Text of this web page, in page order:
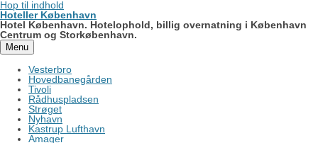
Hop til indhold
Hoteller København
Hotel København. Hotelophold, billig overnatning i København
Centrum og Storkøbenhavn.
Menu
Vesterbro
Hovedbanegården
Tivoli
Rådhuspladsen
Strøget
Nyhavn
Kastrup Lufthavn
Amager